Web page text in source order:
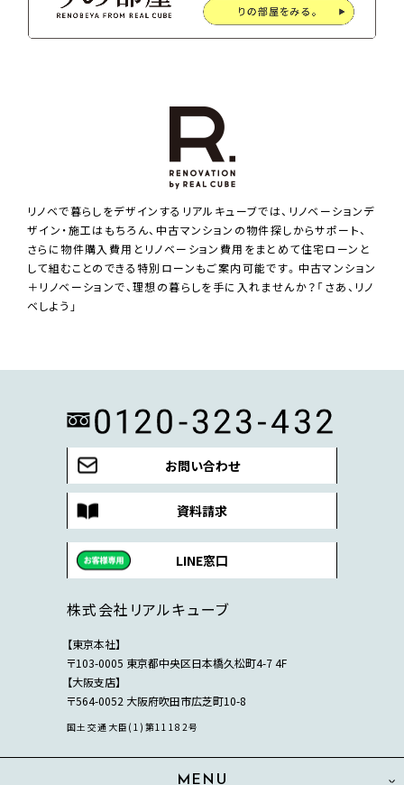
リノベで暮らしをデザインするリアルキューブでは、リノベーションデ
ザイン・施工はもちろん、中古マンションの物件探しからサポート、
さらに物件購入費用とリノベーション費用をまとめて住宅ローンと
して組むことのできる特別ローンもご案内可能です。中古マンション
＋リノベーションで、理想の暮らしを手に入れませんか？「さあ、リノ
ベしよう」
お問い合わせ
資料請求
LINE窓口
株式会社リアルキューブ
【東京本社】
〒103-0005 東京都中央区日本橋久松町4-7 4F
【大阪支店】
〒564-0052 大阪府吹田市広芝町10-8
国土交通大臣(1)第11182号
MENU